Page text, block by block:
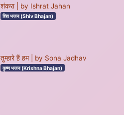
शंकरा | by Ishrat Jahan
शिव भजन (Shiv Bhajan)
तुम्हारे हैं हम | by Sona Jadhav
कृष्ण भजन (Krishna Bhajan)